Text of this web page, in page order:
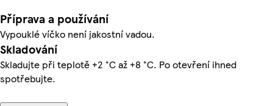
Příprava a používání
Vypouklé víčko není jakostní vadou.
Skladování
Skladujte při teplotě +2 °C až +8 °C. Po otevření ihned
spotřebujte.